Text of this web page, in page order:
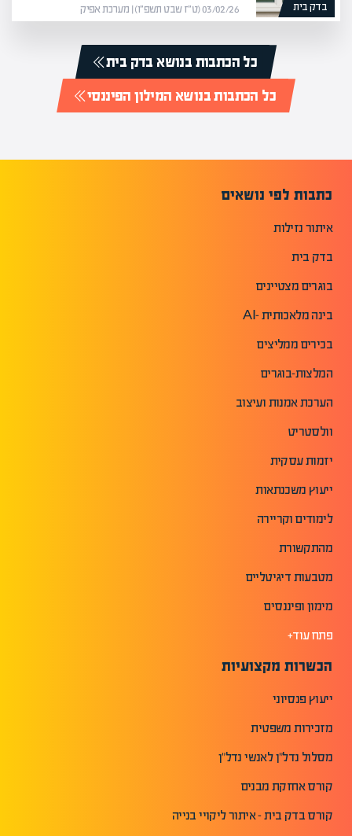
בדק בית 03/02/26 (ט״ז שבט תשפ״ו) | מערכת אפיק
כל הכתבות בנושא בדק בית
כל הכתבות בנושא המילון הפיננסי
כתבות לפי נושאים
איתור נזילות
בדק בית
בוגרים מצטיינים
בינה מלאכותית -AI
בכירים ממליצים
המלצות-בוגרים
הערכת אמנות ועיצוב
וולסטריט
יזמות עסקית
ייעוץ משכנתאות
לימודים וקריירה
מהתקשורת
מטבעות דיגיטליים
מימון ופיננסים
פתח עוד+
הכשרות מקצועיות
ייעוץ פנסיוני
מזכירות משפטית
מסלול נדל"ן לאנשי נדל"ן
קורס אחזקת מבנים
קורס בדק בית - איתור ליקויי בנייה